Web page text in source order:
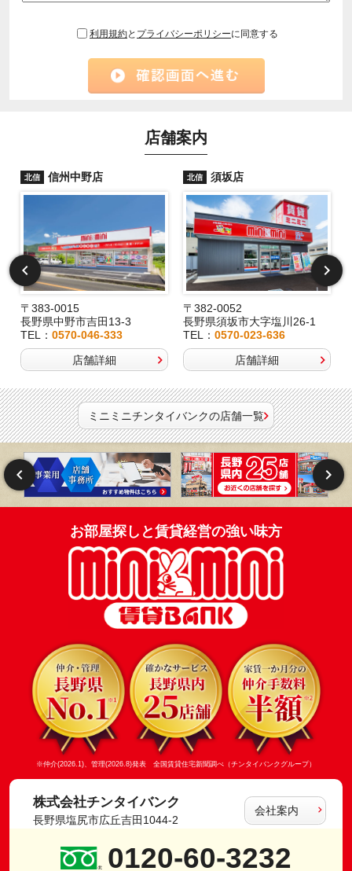
利用規約と プライバシーポリシーに同意する
店舗案内
北信 信州中野店
〒383-0015
長野県中野市吉田13-3
TEL： 0570-046-333
店舗詳細
北信 須坂店
〒382-0052
長野県須坂市大字塩川26-1
TEL：0570-023-636
店舗詳細
ミニミニチンタイバンクの店舗一覧
お部屋探しと賃貸経営の強い味方
※仲介(2026.1)、管理(2026.8)発表 全国賃貸住宅新聞調べ（チンタイバンクグループ）
株式会社チンタイバンク
長野県塩尻市広丘吉田1044-2
会社案内
0120-60-3232